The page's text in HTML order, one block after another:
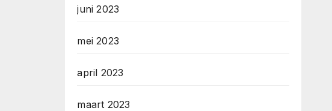
juni 2023
mei 2023
april 2023
maart 2023